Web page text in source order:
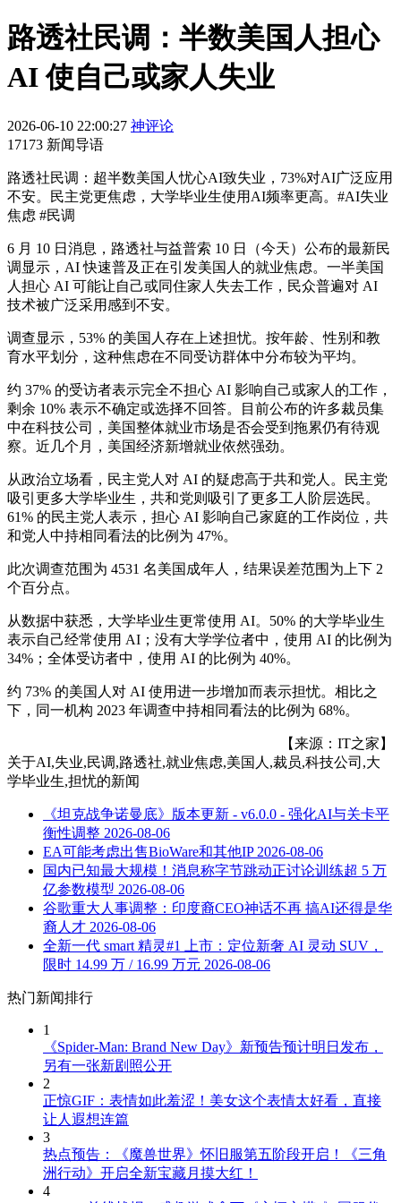
路透社民调：半数美国人担心
AI 使自己或家人失业
2026-06-10 22:00:27 神评论
17173 新闻导语
路透社民调：超半数美国人忧心AI致失业，73%对AI广泛应用
不安。民主党更焦虑，大学毕业生使用AI频率更高。#AI失业
焦虑 #民调
6 月 10 日消息，路透社与益普索 10 日（今天）公布的最新民
调显示，AI 快速普及正在引发美国人的就业焦虑。一半美国
人担心 AI 可能让自己或同住家人失去工作，民众普遍对 AI
技术被广泛采用感到不安。
调查显示，53% 的美国人存在上述担忧。按年龄、性别和教
育水平划分，这种焦虑在不同受访群体中分布较为平均。
约 37% 的受访者表示完全不担心 AI 影响自己或家人的工作，
剩余 10% 表示不确定或选择不回答。目前公布的许多裁员集
中在科技公司，美国整体就业市场是否会受到拖累仍有待观
察。近几个月，美国经济新增就业依然强劲。
从政治立场看，民主党人对 AI 的疑虑高于共和党人。民主党
吸引更多大学毕业生，共和党则吸引了更多工人阶层选民。
61% 的民主党人表示，担心 AI 影响自己家庭的工作岗位，共
和党人中持相同看法的比例为 47%。
此次调查范围为 4531 名美国成年人，结果误差范围为上下 2
个百分点。
从数据中获悉，大学毕业生更常使用 AI。50% 的大学毕业生
表示自己经常使用 AI；没有大学学位者中，使用 AI 的比例为
34%；全体受访者中，使用 AI 的比例为 40%。
约 73% 的美国人对 AI 使用进一步增加而表示担忧。相比之
下，同一机构 2023 年调查中持相同看法的比例为 68%。
【来源：IT之家】
关于AI,失业,民调,路透社,就业焦虑,美国人,裁员,科技公司,大
学毕业生,担忧的新闻
《坦克战争诺曼底》版本更新 - v6.0.0 - 强化AI与关卡平
衡性调整 2026-08-06
EA可能考虑出售BioWare和其他IP 2026-08-06
国内已知最大规模！消息称字节跳动正讨论训练超 5 万
亿参数模型 2026-08-06
谷歌重大人事调整：印度裔CEO神话不再 搞AI还得是华
裔人才 2026-08-06
全新一代 smart 精灵#1 上市：定位新奢 AI 灵动 SUV，
限时 14.99 万 / 16.99 万元 2026-08-06
热门新闻排行
1
《Spider-Man: Brand New Day》新预告预计明日发布，
另有一张新剧照公开
2
正惊GIF：表情如此羞涩！美女这个表情太好看，直接
让人遐想连篇
3
热点预告：《魔兽世界》怀旧服第五阶段开启！《三角
洲行动》开启全新宝藏月摸大红！
4